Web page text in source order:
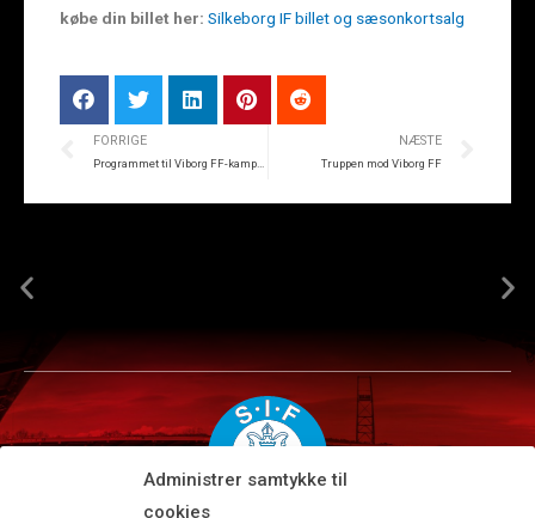
Administrer samtykke til
cookies
købe din billet her: Silkeborg IF billet og sæsonkortsalg
FORRIGE NÆSTE
Truppen mod Viborg FF